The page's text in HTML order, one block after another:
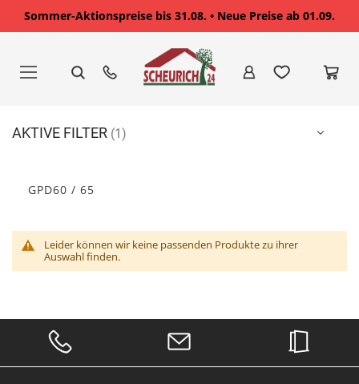
Sommer-Aktionspreise bis 31.08. • Neue Preise ab 01.09.
springen
GPD60 / 65
Leider können wir keine passenden Produkte zu ihrer
Auswahl finden.
AKTIVE FILTER